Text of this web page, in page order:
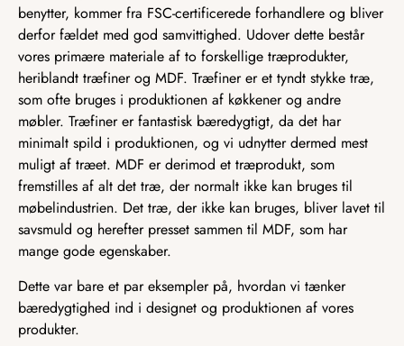
benytter, kommer fra FSC-certificerede forhandlere og bliver
derfor fældet med god samvittighed. Udover dette består
vores primære materiale af to forskellige træprodukter,
heriblandt træfiner og MDF. Træfiner er et tyndt stykke træ,
som ofte bruges i produktionen af køkkener og andre
møbler. Træfiner er fantastisk bæredygtigt, da det har
minimalt spild i produktionen, og vi udnytter dermed mest
muligt af træet. MDF er derimod et træprodukt, som
fremstilles af alt det træ, der normalt ikke kan bruges til
møbelindustrien. Det træ, der ikke kan bruges, bliver lavet til
savsmuld og herefter presset sammen til MDF, som har
mange gode egenskaber.
Dette var bare et par eksempler på, hvordan vi tænker
bæredygtighed ind i designet og produktionen af vores
produkter.